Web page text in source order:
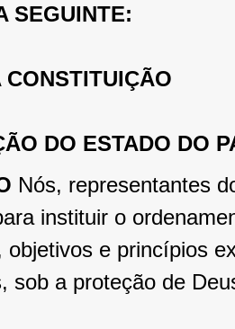
SEGUINTE:
CONSTITUIÇÃO
DO ESTADO DO
Nós, representantes
instituir o
objetivos e princípios
sob a proteção de